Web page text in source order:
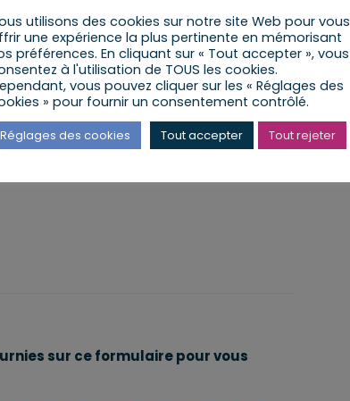
la permanence *
préciser la date dans le calendrier
sur ce formulaire pour vous
utilisons des cookies sur notre site Web pour vous
une expérience la plus pertinente en mémorisant
préférences. En cliquant sur « Tout accepter », vous
à l'utilisation de TOUS les cookies.
vous pouvez cliquer sur les « Réglages des
» pour fournir un consentement contrôlé.
Réglages des cookies Tout accepter Tout rejeter